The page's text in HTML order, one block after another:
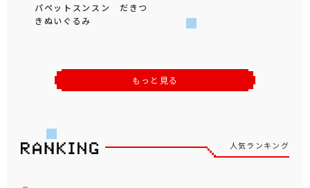
パペットスンスン だきつ
きぬいぐるみ
もっと見る
人気ランキング